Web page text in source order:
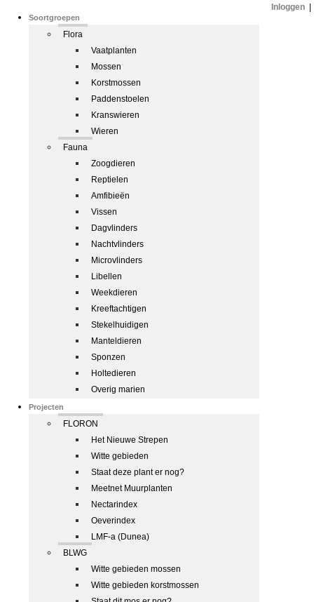
Soortgroepen
Flora
Vaatplanten
Mossen
Korstmossen
Paddenstoelen
Kranswieren
Wieren
Fauna
Zoogdieren
Reptielen
Amfibieën
Vissen
Dagvlinders
Nachtvlinders
Microvlinders
Libellen
Weekdieren
Kreeftachtigen
Stekelhuidigen
Manteldieren
Sponzen
Holtedieren
Overig marien
Projecten
FLORON
Het Nieuwe Strepen
Witte gebieden
Staat deze plant er nog?
Meetnet Muurplanten
Nectarindex
Oeverindex
LMF-a (Dunea)
BLWG
Witte gebieden mossen
Witte gebieden korstmossen
Inloggen